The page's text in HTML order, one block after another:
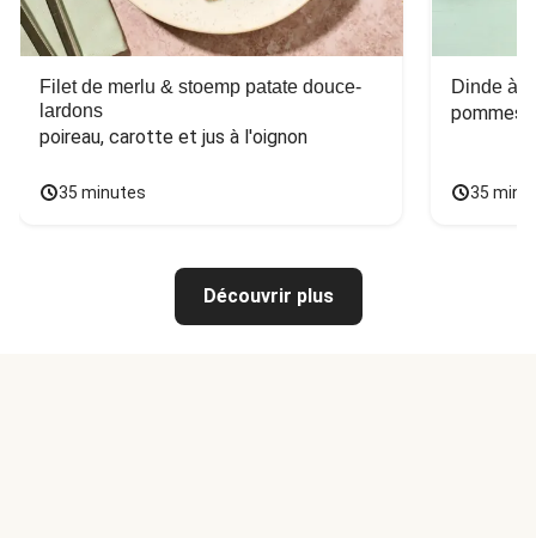
Filet de merlu & stoemp patate douce-
lardons
poireau, carotte et jus à l'oignon
35 minutes
Dinde à
pommes
35
Découvrir plus